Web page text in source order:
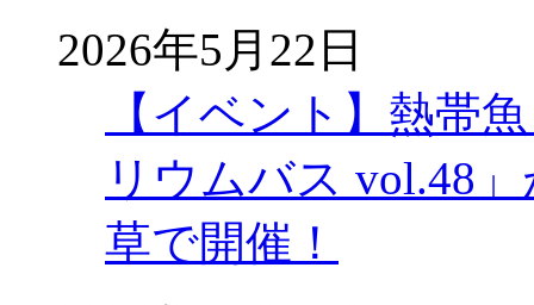
2026年5月22日
【イベント】熱帯
リウムバス vol.48
草で開催！